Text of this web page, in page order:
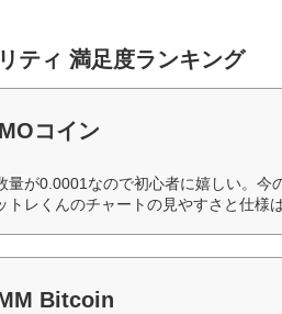
ティ 満足度ランキング
コイン
量が0.0001なので初心者に嬉しい。今
トレくんのチャートの見やすさと仕様
Bitcoin